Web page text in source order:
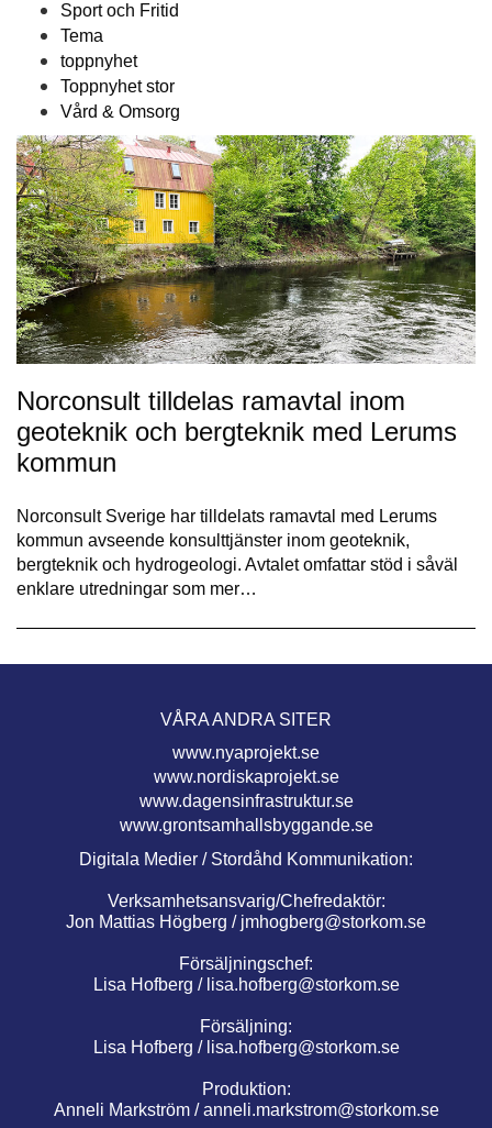
Sport och Fritid
Tema
toppnyhet
Toppnyhet stor
Vård & Omsorg
Norconsult tilldelas ramavtal inom
geoteknik och bergteknik med Lerums
kommun
Norconsult Sverige har tilldelats ramavtal med Lerums
kommun avseende konsulttjänster inom geoteknik,
bergteknik och hydrogeologi. Avtalet omfattar stöd i såväl
enklare utredningar som mer…
VÅRA ANDRA SITER
www.nyaprojekt.se
www.nordiskaprojekt.se
www.dagensinfrastruktur.se
www.grontsamhallsbyggande.se
Digitala Medier / Stordåhd Kommunikation:
Verksamhetsansvarig/Chefredaktör:
Jon Mattias Högberg / jmhogberg@storkom.se
Försäljningschef:
Lisa Hofberg / lisa.hofberg@storkom.se
Försäljning:
Lisa Hofberg / lisa.hofberg@storkom.se
Produktion:
Anneli Markström /anneli.markstrom@storkom.se